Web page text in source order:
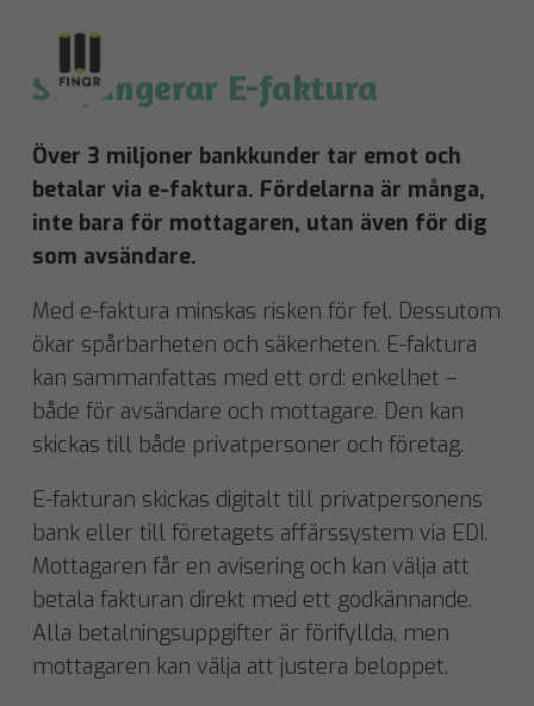
Så fungerar E-faktura
Över 3 miljoner bankkunder tar emot och
betalar via e-faktura. Fördelarna är många,
inte bara för mottagaren, utan även för dig
som avsändare.
Med e-faktura minskas risken för fel. Dessutom
ökar spårbarheten och säkerheten. E-faktura
kan sammanfattas med ett ord: enkelhet –
både för avsändare och mottagare. Den kan
skickas till både privatpersoner och företag.
E-fakturan skickas digitalt till privatpersonens
bank eller till företagets affärssystem via EDI.
Mottagaren får en avisering och kan välja att
betala fakturan direkt med ett godkännande.
Alla betalningsuppgifter är förifyllda, men
mottagaren kan välja att justera beloppet.